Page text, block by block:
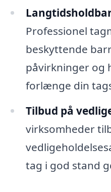
Professionel
beskyttende
påvirkninger og
forlænge din
Tilbud på
virksomheder
tag i god stand